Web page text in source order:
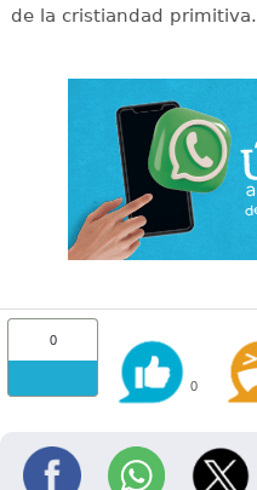
de la cristiandad primitiva.
0
0